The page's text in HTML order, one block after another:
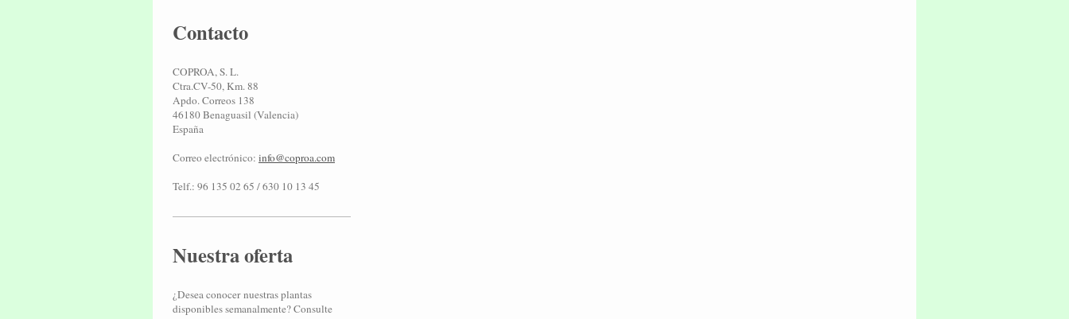
Contacto
COPROA, S. L.
Ctra.CV-50, Km. 88
Apdo. Correos 138
46180 Benaguasil (Valencia)
España
Correo electrónico: info@coproa.com
Telf.: 96 135 02 65 / 630 10 13 45
Nuestra oferta
¿Desea conocer nuestras plantas
disponibles semanalmente? Consulte